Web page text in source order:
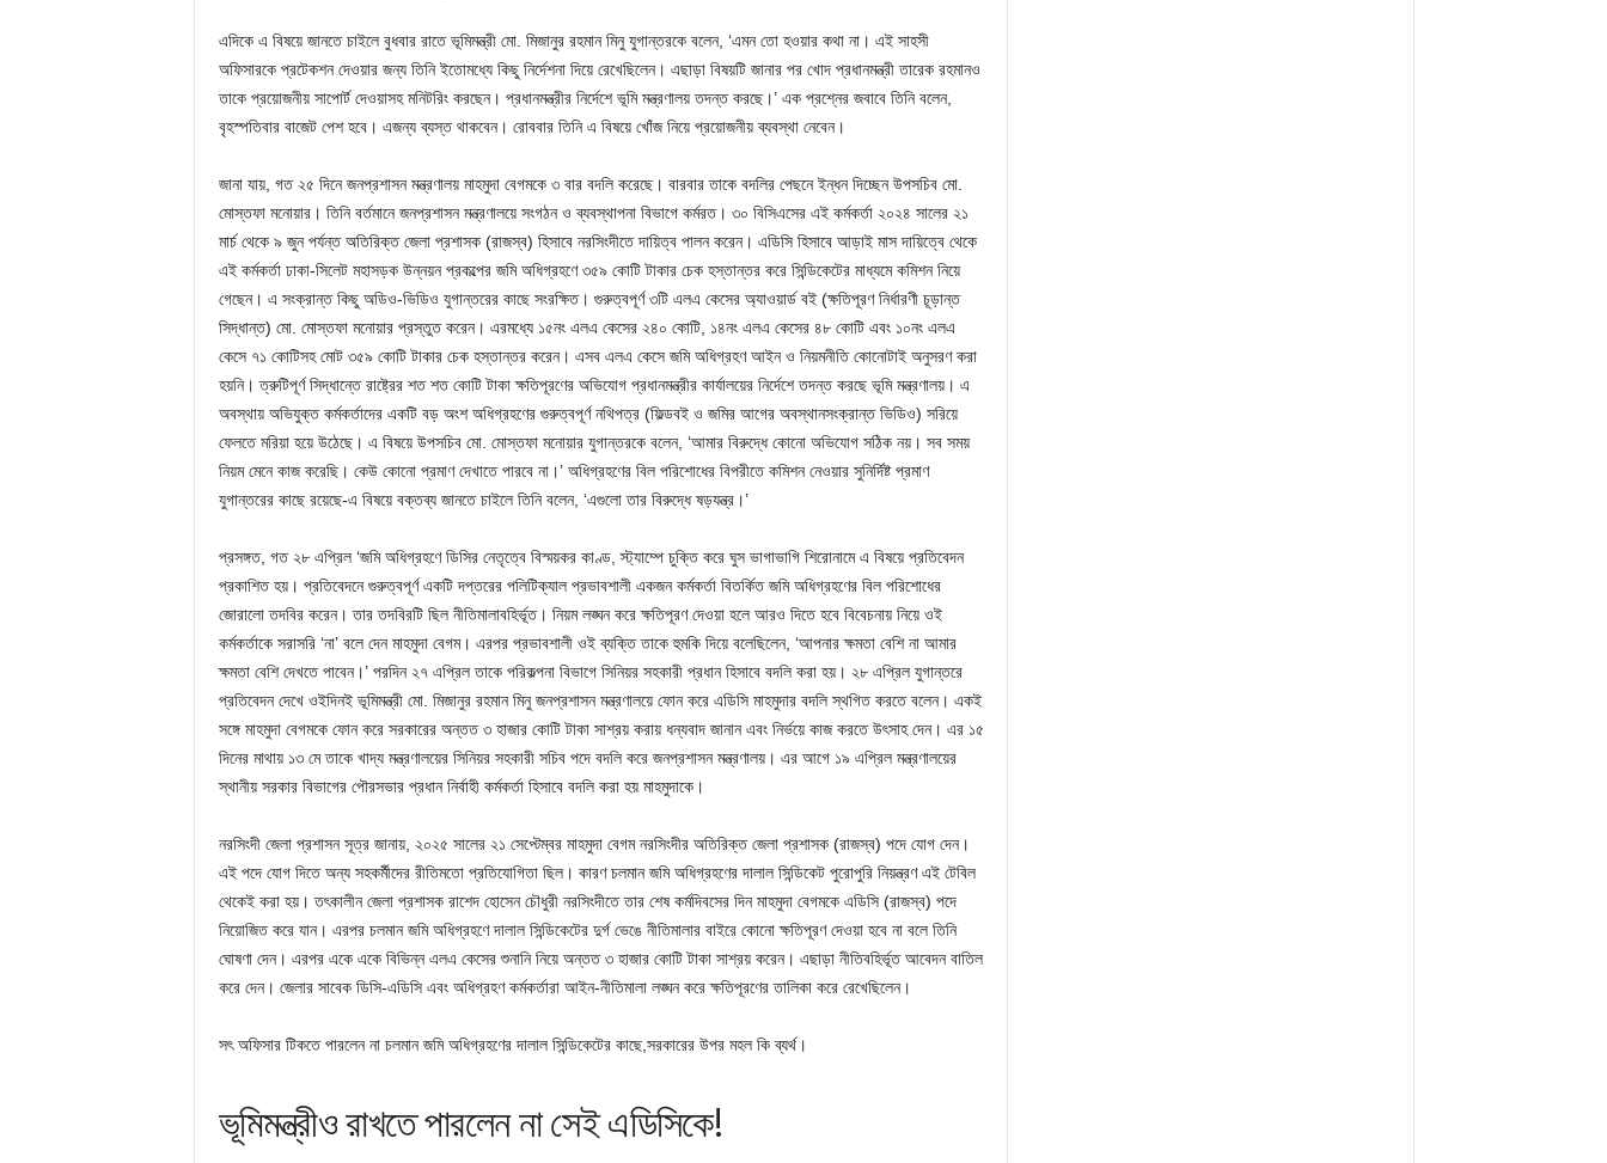
এদিকে এ বিষয়ে জানতে চাইলে বুধবার রাতে ভূমিমন্ত্রী মো. মিজানুর রহমান মিনু যুগান্তরকে বলেন, ‘এমন তো হওয়ার কথা না। এই সাহসী
অফিসারকে প্রটেকশন দেওয়ার জন্য তিনি ইতোমধ্যে কিছু নির্দেশনা দিয়ে রেখেছিলেন। এছাড়া বিষয়টি জানার পর খোদ প্রধানমন্ত্রী তারেক রহমানও
তাকে প্রয়োজনীয় সাপোর্ট দেওয়াসহ মনিটরিং করছেন। প্রধানমন্ত্রীর নির্দেশে ভূমি মন্ত্রণালয় তদন্ত করছে।’ এক প্রশ্নের জবাবে তিনি বলেন,
বৃহস্পতিবার বাজেট পেশ হবে। এজন্য ব্যস্ত থাকবেন। রোববার তিনি এ বিষয়ে খোঁজ নিয়ে প্রয়োজনীয় ব্যবস্থা নেবেন।
জানা যায়, গত ২৫ দিনে জনপ্রশাসন মন্ত্রণালয় মাহমুদা বেগমকে ৩ বার বদলি করেছে। বারবার তাকে বদলির পেছনে ইন্ধন দিচ্ছেন উপসচিব মো.
মোস্তফা মনোয়ার। তিনি বর্তমানে জনপ্রশাসন মন্ত্রণালয়ে সংগঠন ও ব্যবস্থাপনা বিভাগে কর্মরত। ৩০ বিসিএসের এই কর্মকর্তা ২০২৪ সালের ২১
মার্চ থেকে ৯ জুন পর্যন্ত অতিরিক্ত জেলা প্রশাসক (রাজস্ব) হিসাবে নরসিংদীতে দায়িত্ব পালন করেন। এডিসি হিসাবে আড়াই মাস দায়িত্বে থেকে
এই কর্মকর্তা ঢাকা-সিলেট মহাসড়ক উন্নয়ন প্রকল্পের জমি অধিগ্রহণে ৩৫৯ কোটি টাকার চেক হস্তান্তর করে সিন্ডিকেটের মাধ্যমে কমিশন নিয়ে
গেছেন। এ সংক্রান্ত কিছু অডিও-ভিডিও যুগান্তরের কাছে সংরক্ষিত। গুরুত্বপূর্ণ ৩টি এলএ কেসের অ্যাওয়ার্ড বই (ক্ষতিপূরণ নির্ধারণী চূড়ান্ত
সিদ্ধান্ত) মো. মোস্তফা মনোয়ার প্রস্তুত করেন। এরমধ্যে ১৫নং এলএ কেসের ২৪০ কোটি, ১৪নং এলএ কেসের ৪৮ কোটি এবং ১০নং এলএ
কেসে ৭১ কোটিসহ মোট ৩৫৯ কোটি টাকার চেক হস্তান্তর করেন। এসব এলএ কেসে জমি অধিগ্রহণ আইন ও নিয়মনীতি কোনোটাই অনুসরণ করা
হয়নি। ত্রুটিপূর্ণ সিদ্ধান্তে রাষ্ট্রের শত শত কোটি টাকা ক্ষতিপূরণের অভিযোগ প্রধানমন্ত্রীর কার্যালয়ের নির্দেশে তদন্ত করছে ভূমি মন্ত্রণালয়। এ
অবস্থায় অভিযুক্ত কর্মকর্তাদের একটি বড় অংশ অধিগ্রহণের গুরুত্বপূর্ণ নথিপত্র (ফিল্ডবই ও জমির আগের অবস্থানসংক্রান্ত ভিডিও) সরিয়ে
ফেলতে মরিয়া হয়ে উঠেছে। এ বিষয়ে উপসচিব মো. মোস্তফা মনোয়ার যুগান্তরকে বলেন, ‘আমার বিরুদ্ধে কোনো অভিযোগ সঠিক নয়। সব সময়
নিয়ম মেনে কাজ করেছি। কেউ কোনো প্রমাণ দেখাতে পারবে না।’ অধিগ্রহণের বিল পরিশোধের বিপরীতে কমিশন নেওয়ার সুনির্দিষ্ট প্রমাণ
যুগান্তরের কাছে রয়েছে-এ বিষয়ে বক্তব্য জানতে চাইলে তিনি বলেন, ‘এগুলো তার বিরুদ্ধে ষড়যন্ত্র।’
প্রসঙ্গত, গত ২৮ এপ্রিল ‘জমি অধিগ্রহণে ডিসির নেতৃত্বে বিস্ময়কর কাণ্ড, স্ট্যাম্পে চুক্তি করে ঘুস ভাগাভাগি শিরোনামে এ বিষয়ে প্রতিবেদন
প্রকাশিত হয়। প্রতিবেদনে গুরুত্বপূর্ণ একটি দপ্তরের পলিটিক্যাল প্রভাবশালী একজন কর্মকর্তা বিতর্কিত জমি অধিগ্রহণের বিল পরিশোধের
জোরালো তদবির করেন। তার তদবিরটি ছিল নীতিমালাবহির্ভূত। নিয়ম লঙ্ঘন করে ক্ষতিপূরণ দেওয়া হলে আরও দিতে হবে বিবেচনায় নিয়ে ওই
কর্মকর্তাকে সরাসরি ‘না’ বলে দেন মাহমুদা বেগম। এরপর প্রভাবশালী ওই ব্যক্তি তাকে হুমকি দিয়ে বলেছিলেন, ‘আপনার ক্ষমতা বেশি না আমার
ক্ষমতা বেশি দেখতে পাবেন।’ পরদিন ২৭ এপ্রিল তাকে পরিকল্পনা বিভাগে সিনিয়র সহকারী প্রধান হিসাবে বদলি করা হয়। ২৮ এপ্রিল যুগান্তরে
প্রতিবেদন দেখে ওইদিনই ভূমিমন্ত্রী মো. মিজানুর রহমান মিনু জনপ্রশাসন মন্ত্রণালয়ে ফোন করে এডিসি মাহমুদার বদলি স্থগিত করতে বলেন। একই
সঙ্গে মাহমুদা বেগমকে ফোন করে সরকারের অন্তত ৩ হাজার কোটি টাকা সাশ্রয় করায় ধন্যবাদ জানান এবং নির্ভয়ে কাজ করতে উৎসাহ দেন। এর ১৫
দিনের মাথায় ১৩ মে তাকে খাদ্য মন্ত্রণালয়ের সিনিয়র সহকারী সচিব পদে বদলি করে জনপ্রশাসন মন্ত্রণালয়। এর আগে ১৯ এপ্রিল মন্ত্রণালয়ের
স্থানীয় সরকার বিভাগের পৌরসভার প্রধান নির্বাহী কর্মকর্তা হিসাবে বদলি করা হয় মাহমুদাকে।
নরসিংদী জেলা প্রশাসন সূত্র জানায়, ২০২৫ সালের ২১ সেপ্টেম্বর মাহমুদা বেগম নরসিংদীর অতিরিক্ত জেলা প্রশাসক (রাজস্ব) পদে যোগ দেন।
এই পদে যোগ দিতে অন্য সহকর্মীদের রীতিমতো প্রতিযোগিতা ছিল। কারণ চলমান জমি অধিগ্রহণের দালাল সিন্ডিকেট পুরোপুরি নিয়ন্ত্রণ এই টেবিল
থেকেই করা হয়। তৎকালীন জেলা প্রশাসক রাশেদ হোসেন চৌধুরী নরসিংদীতে তার শেষ কর্মদিবসের দিন মাহমুদা বেগমকে এডিসি (রাজস্ব) পদে
নিয়োজিত করে যান। এরপর চলমান জমি অধিগ্রহণে দালাল সিন্ডিকেটের দুর্গ ভেঙে নীতিমালার বাইরে কোনো ক্ষতিপূরণ দেওয়া হবে না বলে তিনি
ঘোষণা দেন। এরপর একে একে বিভিন্ন এলএ কেসের শুনানি নিয়ে অন্তত ৩ হাজার কোটি টাকা সাশ্রয় করেন। এছাড়া নীতিবহির্ভূত আবেদন বাতিল
করে দেন। জেলার সাবেক ডিসি-এডিসি এবং অধিগ্রহণ কর্মকর্তারা আইন-নীতিমালা লঙ্ঘন করে ক্ষতিপূরণের তালিকা করে রেখেছিলেন।
সৎ অফিসার টিকতে পারলেন না চলমান জমি অধিগ্রহণের দালাল সিন্ডিকেটের কাছে,সরকারের উপর মহল কি ব্যর্থ।
ভূমিমন্ত্রীও রাখতে পারলেন না সেই এডিসিকে!